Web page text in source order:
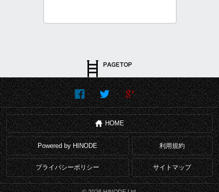
HOME
Powered by HINODE 利用規約
プライバシーポリシー サイトマップ